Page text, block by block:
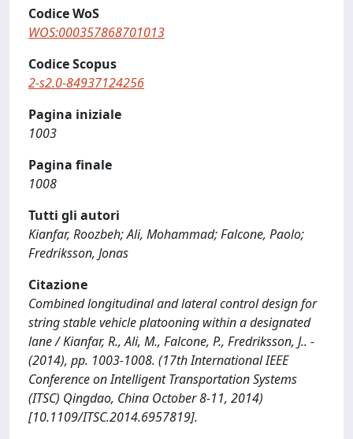
Codice WoS
WOS:000357868701013
Codice Scopus
2-s2.0-84937124256
Pagina iniziale
1003
Pagina finale
1008
Tutti gli autori
Kianfar, Roozbeh; Ali, Mohammad; Falcone, Paolo;
Fredriksson, Jonas
Citazione
Combined longitudinal and lateral control design for
string stable vehicle platooning within a designated
lane / Kianfar, R., Ali, M., Falcone, P., Fredriksson, J.. -
(2014), pp. 1003-1008. (17th International IEEE
Conference on Intelligent Transportation Systems
(ITSC) Qingdao, China October 8-11, 2014)
[10.1109/ITSC.2014.6957819].